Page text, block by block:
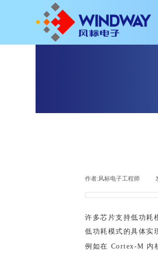
作者:风标电子工程师
许多芯片支持低功耗
低功耗模式的具体实
例如在 Cortex‑M